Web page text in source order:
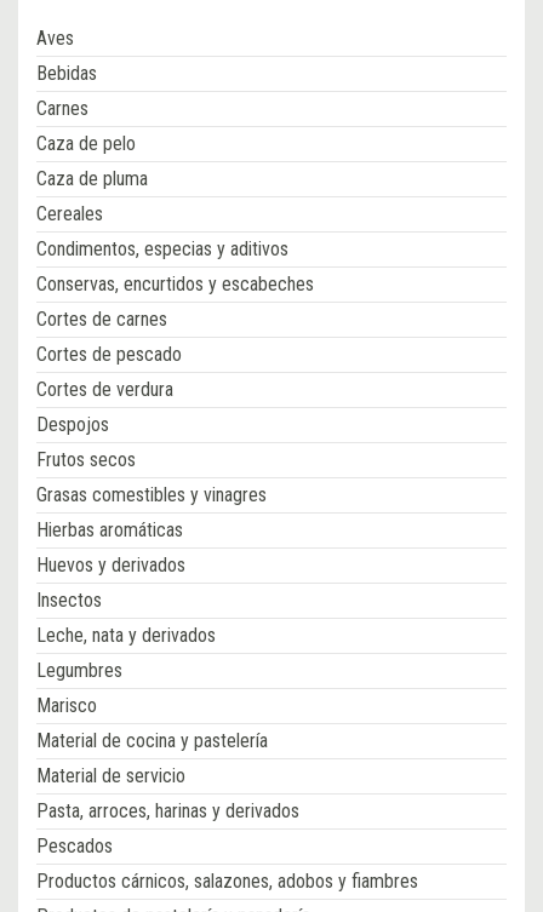
Aves
Bebidas
Carnes
Caza de pelo
Caza de pluma
Cereales
Condimentos, especias y aditivos
Conservas, encurtidos y escabeches
Cortes de carnes
Cortes de pescado
Cortes de verdura
Despojos
Frutos secos
Grasas comestibles y vinagres
Hierbas aromáticas
Huevos y derivados
Insectos
Leche, nata y derivados
Legumbres
Marisco
Material de cocina y pastelería
Material de servicio
Pasta, arroces, harinas y derivados
Pescados
Productos cárnicos, salazones, adobos y fiambres